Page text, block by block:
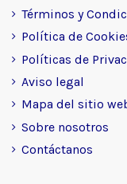
Términos y
Política de
Políticas de
Aviso legal
Mapa del sitio
Sobre nosotros
Contáctanos